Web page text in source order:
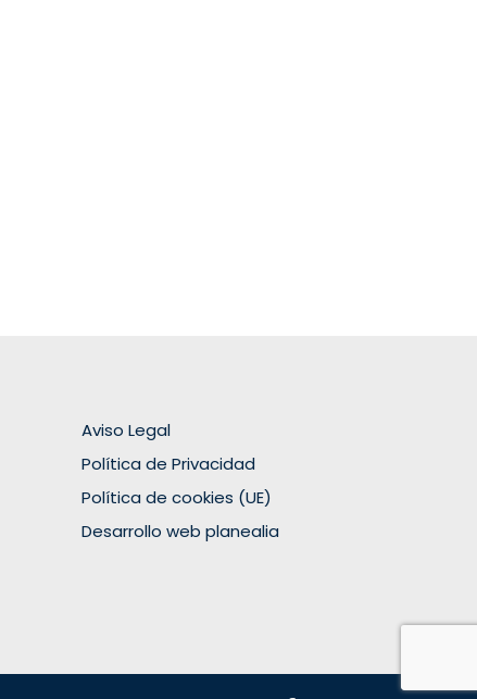
Aviso Legal
Política de Privacidad
Política de cookies (UE)
Desarrollo web planealia